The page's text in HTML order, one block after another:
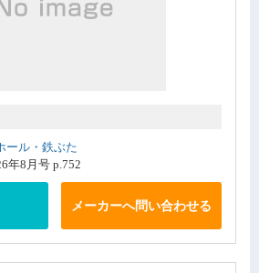
ール・鉄ぶた
年8月号 p.752
メーカーへ問い合わせる